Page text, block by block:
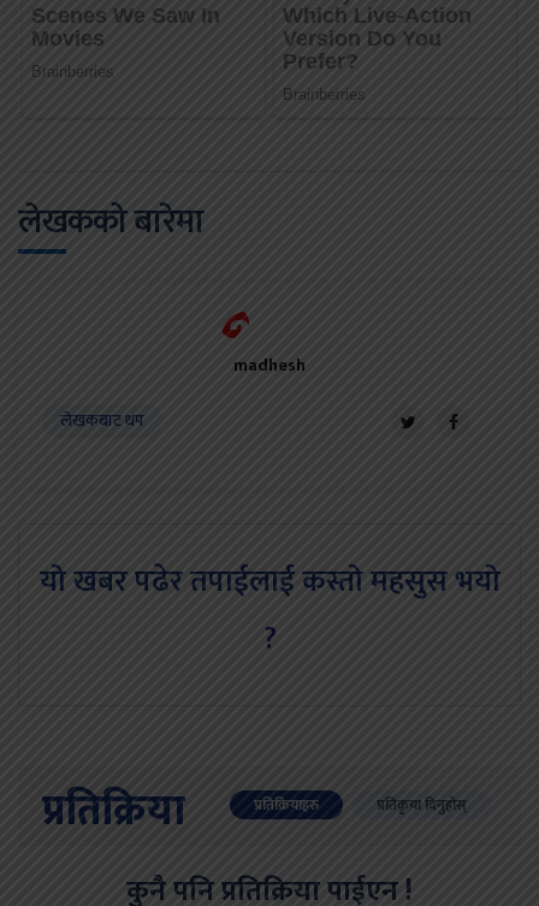
लेखकको बारेमा
madhesh
लेखकबाट थप
यो खबर पढेर तपाईलाई कस्तो महसुस भयो
?
प्रतिक्रिया प्रतिक्रियाहरु प्रतिकृया दिनुहोस्
कुनै पनि प्रतिक्रिया पाईएन !